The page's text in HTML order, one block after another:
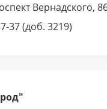
Вернадского,
37 (доб. 3219)